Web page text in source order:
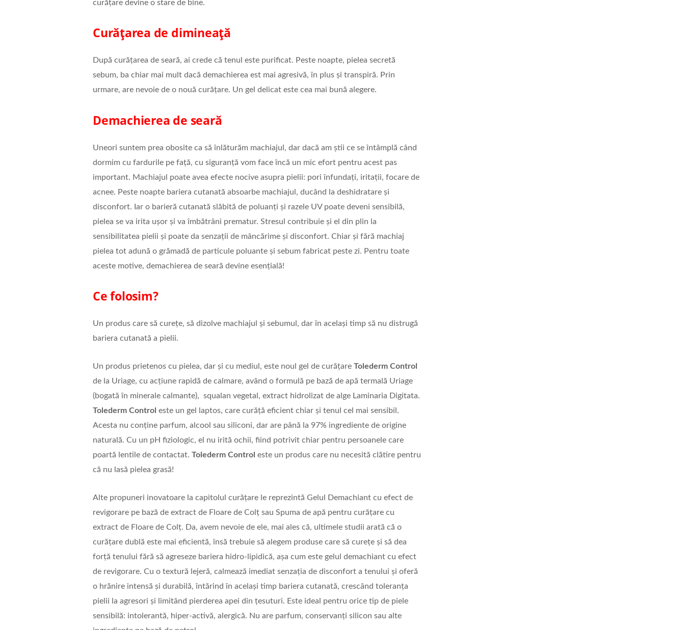
curățare devine o stare de bine.
Curățarea de dimineață
După curățarea de seară, ai crede că tenul este purificat. Peste noapte, pielea secretă
sebum, ba chiar mai mult dacă demachierea est mai agresivă, în plus și transpiră. Prin
urmare, are nevoie de o nouă curățare. Un gel delicat este cea mai bună alegere.
Demachierea de seară
Uneori suntem prea obosite ca să înlăturăm machiajul, dar dacă am știi ce se întâmplă când
dormim cu fardurile pe față, cu siguranță vom face încă un mic efort pentru acest pas
important. Machiajul poate avea efecte nocive asupra pielii: pori înfundați, iritații, focare de
acnee. Peste noapte bariera cutanată absoarbe machiajul, ducând la deshidratare și
disconfort. Iar o barieră cutanată slăbită de poluanți și razele UV poate deveni sensibilă,
pielea se va irita ușor și va îmbătrâni prematur. Stresul contribuie și el din plin la
sensibilitatea pielii și poate da senzații de mâncărime și disconfort. Chiar și fără machiaj
pielea tot adună o grămadă de particule poluante și sebum fabricat peste zi. Pentru toate
aceste motive, demachierea de seară devine esențială!
Ce folosim?
Un produs care să curețe, să dizolve machiajul și sebumul, dar în același timp să nu distrugă
bariera cutanată a pielii.
Un produs prietenos cu pielea, dar și cu mediul, este noul gel de curățare Tolederm Control
de la Uriage, cu acțiune rapidă de calmare, având o formulă pe bază de apă termală Uriage
(bogată în minerale calmante), squalan vegetal, extract hidrolizat de alge Laminaria Digitata.
Tolederm Control este un gel laptos, care curăță eficient chiar și tenul cel mai sensibil.
Acesta nu conține parfum, alcool sau siliconi, dar are până la 97% ingrediente de origine
naturală. Cu un pH fiziologic, el nu irită ochii, fiind potrivit chiar pentru persoanele care
poartă lentile de contactat. Tolederm Control este un produs care nu necesită clătire pentru
că nu lasă pielea grasă!
Alte propuneri inovatoare la capitolul curățare le reprezintă Gelul Demachiant cu efect de
revigorare pe bază de extract de Floare de Colț sau Spuma de apă pentru curățare cu
extract de Floare de Colț. Da, avem nevoie de ele, mai ales că, ultimele studii arată că o
curățare dublă este mai eficientă, însă trebuie să alegem produse care să curețe și să dea
forță tenului fără să agreseze bariera hidro-lipidică, așa cum este gelul demachiant cu efect
de revigorare. Cu o textură lejeră, calmează imediat senzația de disconfort a tenului și oferă
o hrănire intensă și durabilă, întărind în același timp bariera cutanată, crescând toleranța
pielii la agresori și limitând pierderea apei din țesuturi. Este ideal pentru orice tip de piele
sensibilă: intolerantă, hiper-activă, alergică. Nu are parfum, conservanți silicon sau alte